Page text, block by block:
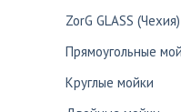
ZorG GLASS (Чехия)
Прямоугольные
Круглые мойки